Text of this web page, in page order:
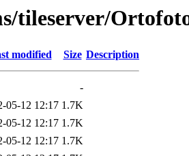
tileserver/
modified Size Description
-
05-12 12:17 1.7K
05-12 12:17 1.7K
05-12 12:17 1.7K